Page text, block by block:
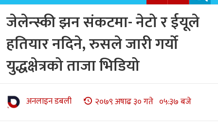
जेलेन्स्की झन संकटमा- नेटो र ईयूले
हतियार नदिने, रुसले जारी गर्यो
युद्धक्षेत्रको ताजा भिडियो
अनलाइन डबली २०७९ अषाढ ३० गते ०५:३७ बजे